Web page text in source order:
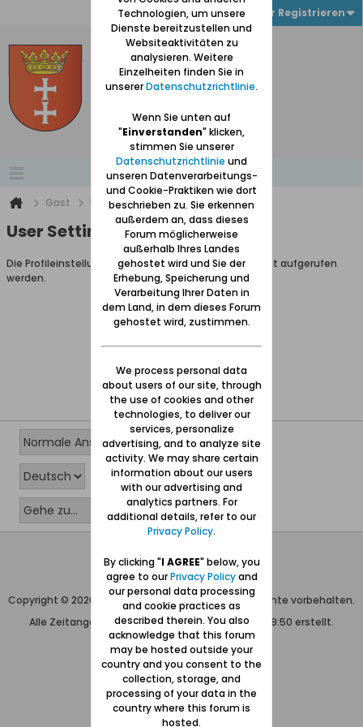
Anmelden oder Registrieren
Gast Benutzereinstellungen
User Settings
Die Profileinstellungen können als Gastbenutzer nicht aufgerufen
werden.
Wolfgang Naujocks MMXXVI
Powered byvBulletin®
Copyright © 2026 MH Sub I, LLC dba vBulletin. Alle Rechte vorbehalten.
Alle Zeitangaben in WEZ+1. Die Seite wurde um 09:50 erstellt.
Technologien, um unsere
Dienste bereitzustellen und
Websiteaktivitäten zu
analysieren. Weitere
Einzelheiten finden Sie in
unsererDatenschutzrichtlinie.
Wenn Sie unten auf
"Einverstanden" klicken,
stimmen Sie unserer
Datenschutzrichtlinie und
unseren Datenverarbeitungs-
und Cookie-Praktiken wie dort
beschrieben zu. Sie erkennen
außerdem an, dass dieses
Forum möglicherweise
außerhalb Ihres Landes
gehostet wird und Sie der
Erhebung, Speicherung und
Verarbeitung Ihrer Daten in
dem Land, in dem dieses Forum
gehostet wird, zustimmen.
We process personal data
about users of our site, through
the use of cookies and other
technologies, to deliver our
services, personalize
advertising, and to analyze site
activity. We may share certain
information about our users
with our advertising and
analytics partners. For
additional details, refer to our
Privacy Policy.
By clicking "I AGREE" below, you
agree to ourPrivacy Policyand
our personal data processing
and cookie practices as
described therein. You also
acknowledge that this forum
may be hosted outside your
country and you consent to the
collection, storage, and
processing of your data in the
country where this forum is
hosted.